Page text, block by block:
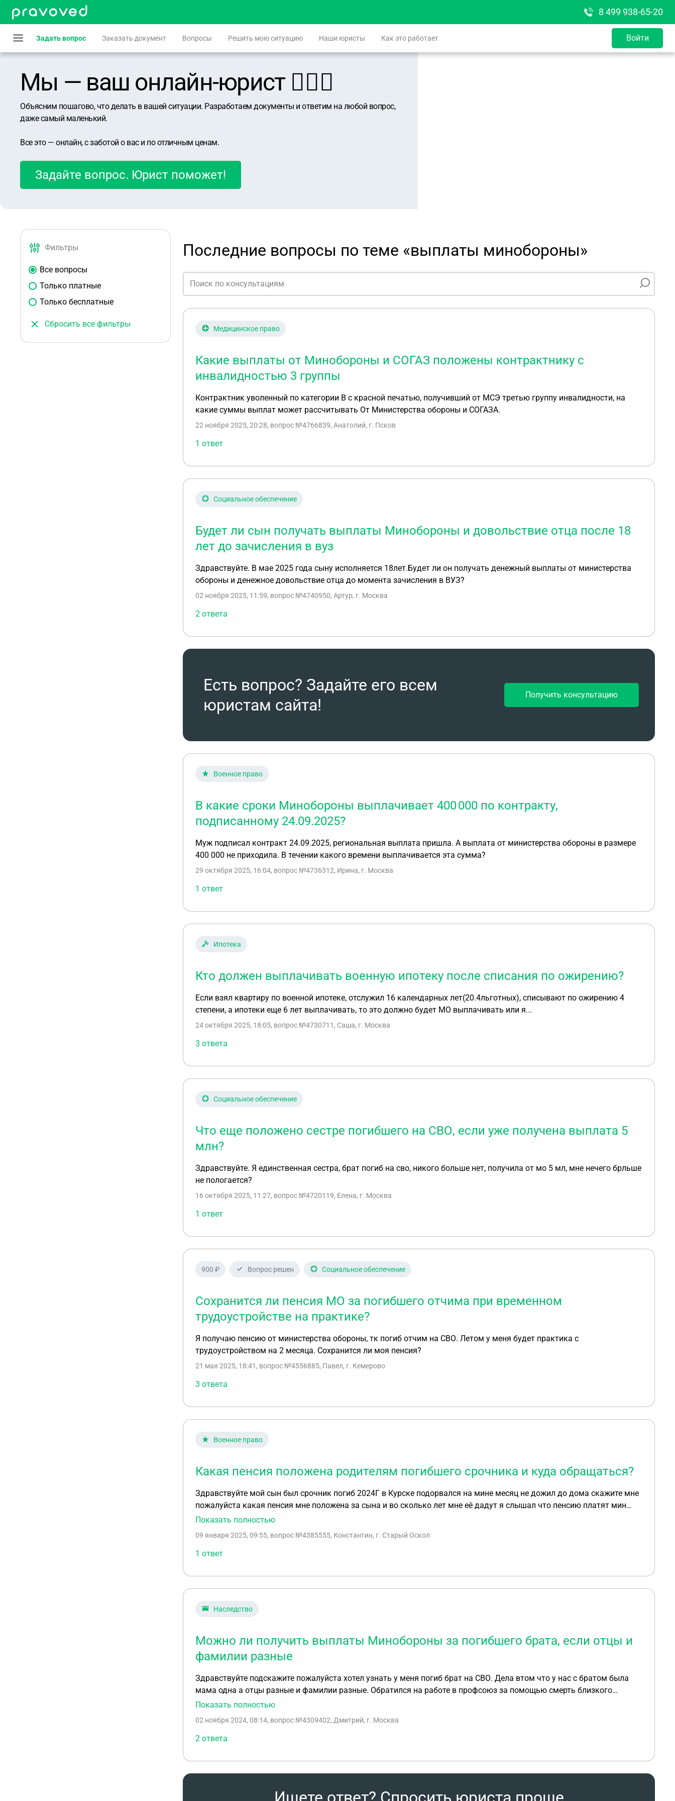
8 499 938-65-20
Задать вопрос Заказать документ Вопросы Решить мою ситуацию Наши юристы Как это работает Войти
Мы — ваш онлайн-юрист 👨🏻‍⚖️
Объясним пошагово, что делать в вашей ситуации. Разработаем документы и ответим на любой вопрос,
даже самый маленький.
Все это — онлайн, с заботой о вас и по отличным ценам.
Задайте вопрос. Юрист поможет!
Фильтры
Все вопросы
Только платные
Только бесплатные
Сбросить все фильтры
Последние вопросы по теме «выплаты минобороны»
Медицинское право
Какие выплаты от Минобороны и СОГАЗ положены контрактнику с
инвалидностью 3 группы
Контрактник уволенный по категории В с красной печатью, получивший от МСЭ третью группу инвалидности, на
какие суммы выплат может рассчитывать От Министерства обороны и СОГАЗА.
22 ноября 2025, 20:28, вопрос №4766839, Анатолий, г. Псков
1 ответ
Социальное обеспечение
Будет ли сын получать выплаты Минобороны и довольствие отца после 18
лет до зачисления в вуз
Здравствуйте. В мае 2025 года сыну исполняется 18лет.Будет ли он получать денежный выплаты от министерства
обороны и денежное довольствие отца до момента зачисления в ВУЗ?
02 ноября 2025, 11:59, вопрос №4740950, Артур, г. Москва
2 ответа
Есть вопрос? Задайте его всем
юристам сайта!
Получить консультацию
Военное право
В какие сроки Минобороны выплачивает 400 000 по контракту,
подписанному 24.09.2025?
Муж подписал контракт 24.09.2025, региональная выплата пришла. А выплата от министерства обороны в размере
400 000 не приходила. В течении какого времени выплачивается эта сумма?
29 октября 2025, 16:04, вопрос №4736312, Ирина, г. Москва
1 ответ
Ипотека
Кто должен выплачивать военную ипотеку после списания по ожирению?
Если взял квартиру по военной ипотеке, отслужил 16 календарных лет(20.4льготных), списывают по ожирению 4
степени, а ипотеки еще 6 лет выплачивать, то это должно будет МО выплачивать или я...
24 октября 2025, 18:05, вопрос №4730711, Саша, г. Москва
3 ответа
Социальное обеспечение
Что еще положено сестре погибшего на СВО, если уже получена выплата 5
млн?
Здравствуйте. Я единственная сестра, брат погиб на сво, никого больше нет, получила от мо 5 мл, мне нечего брльше
не пологается?
16 октября 2025, 11:27, вопрос №4720119, Елена, г. Москва
1 ответ
900 ₽ Вопрос решен Социальное обеспечение
Сохранится ли пенсия МО за погибшего отчима при временном
трудоустройстве на практике?
Я получаю пенсию от министерства обороны, тк погиб отчим на СВО. Летом у меня будет практика с
трудоустройством на 2 месяца. Сохранится ли моя пенсия?
21 мая 2025, 18:41 , вопрос №4556885, Павел, г. Кемерово
3 ответа
Военное право
Какая пенсия положена родителям погибшего срочника и куда обращаться?
Здравствуйте мой сын был срочник погиб 2024Г в Курске подорвался на мине месяц не дожил до дома скажите мне
пожалуйста какая пенсия мне положена за сына и во сколько лет мне её дадут я слышал что пенсию платят мин
обороны на сколько это правда и где мне искать концы военкомате мне сказали что мин обороны не платят не чего
Показать полностью
09 января 2025, 09:55, вопрос №4385555, Константин, г. Старый Оскол
1 ответ
Наследство
Можно ли получить выплаты Минобороны за погибшего брата, если отцы и
фамилии разные
Здравствуйте подскажите пожалуйста хотел узнать у меня погиб брат на СВО. Дела втом что у нас с братом была
мама одна а отцы разные и фамилии разные. Обратился на работе в профсоюз за помощью смерть близкого
родственника. Там отказали так как отецы и фамилии разные но мама одна . Не может быть близким
брата и у меня нестало родителей . Брат не женат детей нет
Показать полностью
02 ноября 2024, 08:14, вопрос №4309402, Дмитрий, г. Москва
2 ответа